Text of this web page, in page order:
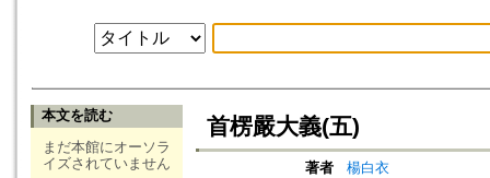
本文を読む
まだ本館にオーソラ
イズされていません
首楞嚴大義(五)
著者
楊白衣